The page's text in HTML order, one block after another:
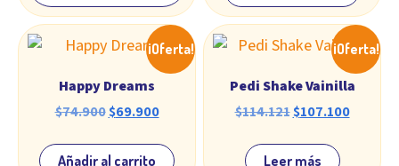
¡Oferta!
Happy Dreams
$74.900$69.900
Añadir al carrito
¡Oferta!
Pedi Shake Vainilla
$114.121$107.100
Leer más